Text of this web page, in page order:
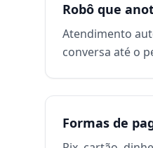
Robô que
Atendimento
conversa até o
Formas de